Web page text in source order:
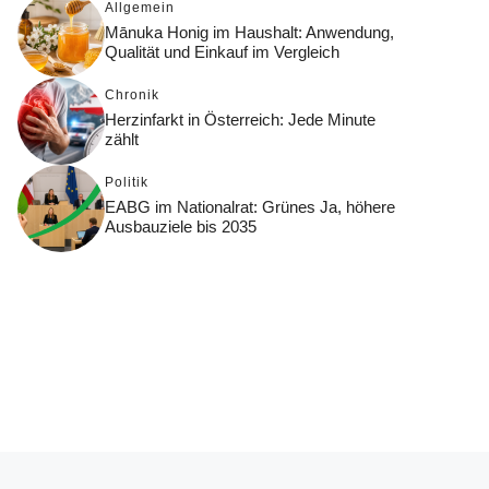
Allgemein
Mānuka Honig im Haushalt: Anwendung,
Qualität und Einkauf im Vergleich
Chronik
Herzinfarkt in Österreich: Jede Minute
zählt
Politik
EABG im Nationalrat: Grünes Ja, höhere
Ausbauziele bis 2035